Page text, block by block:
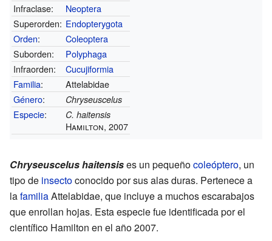
Infraclase:
Neoptera
Superorden: Endopterygota
Orden:
Coleoptera
Suborden:
Polyphaga
Infraorden:
Cucujiformia
Familia:
Attelabidae
Género: Chryseuscelus
Especie: C. haitensis
Hamilton, 2007
Chryseuscelus haitensises un pequeñocoleóptero, un
tipo de insectoconocido por sus alas duras. Pertenece a
lafamiliaAttelabidae, que incluye a muchos escarabajos
que enrollan hojas. Esta especie fue identificada por el
científico Hamilton en el año 2007.